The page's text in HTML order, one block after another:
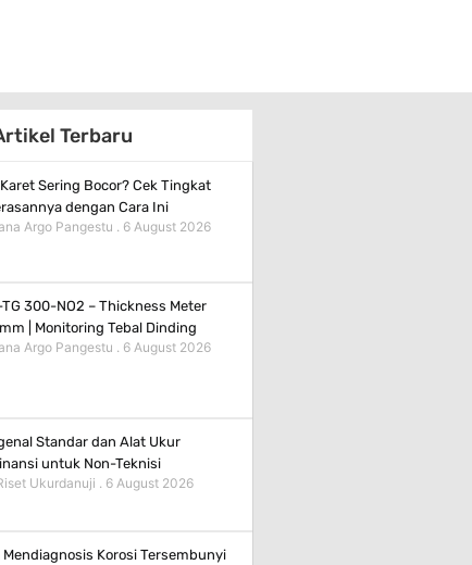
Terbaru
Sering Bocor? Cek Tingkat
dengan Cara Ini
Argo Pangestu
6 August 2026
TG 300-NO2 – Thickness Meter
| Monitoring Tebal Dinding
Argo Pangestu
6 August 2026
Standar dan Alat Ukur
untuk Non-Teknisi
Ukurdanuji
6 August 2026
Mendiagnosis Korosi Tersembunyi